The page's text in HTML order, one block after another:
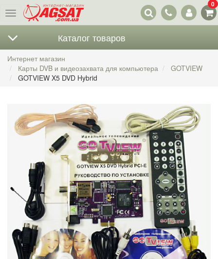
Меню
Наши
контакты
0
Каталог товаров
Интернет магазин
Карты DVB и видеозахвата для компьютера
GOTVIEW
GOTVIEW X5 DVD Hybrid